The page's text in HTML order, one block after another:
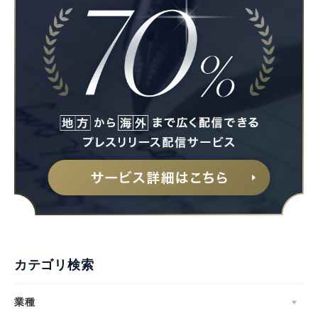
カテゴリ検索
業種